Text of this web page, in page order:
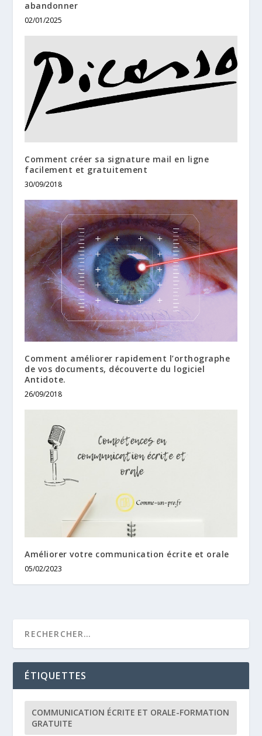
abandonner
02/01/2025
Comment créer sa signature mail en ligne
facilement et gratuitement
30/09/2018
Comment améliorer rapidement l’orthographe
de vos documents, découverte du logiciel
Antidote.
26/09/2018
Améliorer votre communication écrite et orale
05/02/2023
ÉTIQUETTES
COMMUNICATION ÉCRITE ET ORALE-FORMATION
GRATUITE